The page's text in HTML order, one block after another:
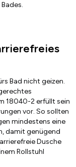
Bad nicht geizen.
18040-2 erfüllt sein
vor. So sollten
mindestens eine
damit genügend
Dusche
Rollstuhl